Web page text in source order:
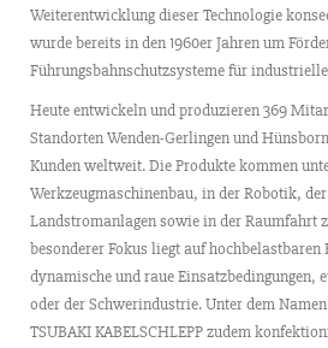
Weiterentwicklung dieser Technologie
wurde bereits in den 1960er Jahren um
Führungsbahnschutzsysteme für
Heute entwickeln und produzieren 369
Standorten Wenden-Gerlingen und
Kunden weltweit. Die Produkte kommen
Werkzeugmaschinenbau, in der Robotik,
Landstromanlagen sowie in der Raumfahrt
besonderer Fokus liegt auf hochbelastbaren
dynamische und raue Einsatzbedingungen,
oder der Schwerindustrie. Unter dem
TSUBAKI KABELSCHLEPP zudem